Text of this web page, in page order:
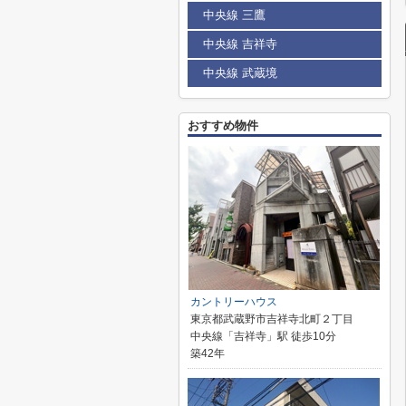
中央線 三鷹
中央線 吉祥寺
中央線 武蔵境
おすすめ物件
カントリーハウス
東京都武蔵野市吉祥寺北町２丁目
中央線「吉祥寺」駅 徒歩10分
築42年